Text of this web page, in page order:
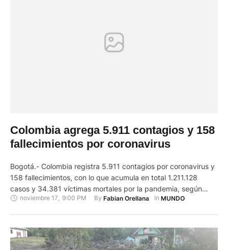
Colombia agrega 5.911 contagios y 158
fallecimientos por coronavirus
Bogotá.- Colombia registra 5.911 contagios por coronavirus y
158 fallecimientos, con lo que acumula en total 1.211.128
casos y 34.381 víctimas mortales por la pandemia, según
informó el Ministerio de Salud. En el boletín diario divulgado
noviembre 17, 9:00 PM By Fabian Orellana In MUNDO